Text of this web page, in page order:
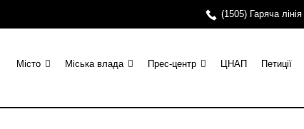
(1505) Гаряча лінія
Місто Міська влада Прес-центр ЦНАП Петиції